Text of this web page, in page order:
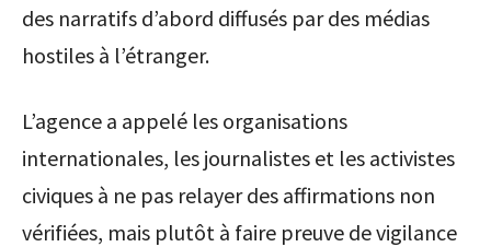
des narratifs d’abord diffusés par des médias
hostiles à l’étranger.
L’agence a appelé les organisations
internationales, les journalistes et les activistes
civiques à ne pas relayer des affirmations non
vérifiées, mais plutôt à faire preuve de vigilance